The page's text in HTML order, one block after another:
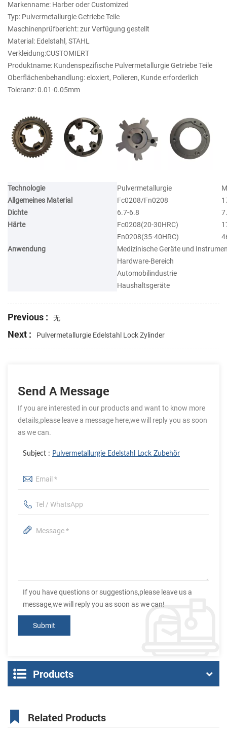
Markenname: Harber oder Customized
Typ: Pulvermetallurgie Getriebe Teile
Maschinenprüfbericht: zur Verfügung gestellt
Material: Edelstahl, STAHL
Verkleidung:CUSTOMIERT
Produktname: Kundenspezifische Pulvermetallurgie Getriebe Teile
Oberflächenbehandlung: eloxiert, Polieren, Kunde erforderlich
Toleranz: 0.01-0.05mm
Technologie Pulvermetallurgie
Allgemeines Material
Fc0208/Fn0208
Dichte
6.7-6.8
Härte
Fc0208(20-30HRC)
Fn0208(35-40HRC)
Anwendung
Medizinische Geräte und
Hardware-Bereich
Automobilindustrie
Haushaltsgeräte
Previous : 无
Next : Pulvermetallurgie Edelstahl Lock Zylinder
Send A Message
If you are interested in our products and want to know more
details,please leave a message here,we will reply you as soon
as we can.
Subject : Pulvermetallurgie Edelstahl Lock Zubehör
If you have questions or suggestions,please leave us a
message,we will reply you as soon as we can!
Products
Related Products